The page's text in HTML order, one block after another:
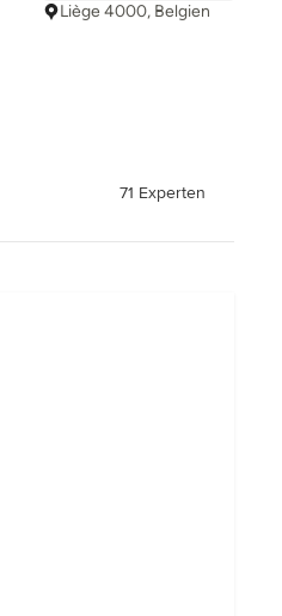
Liège 4000, Belgien
71 Experten